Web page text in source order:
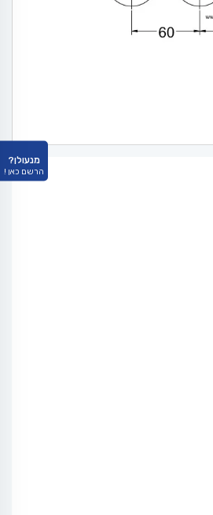
מנעולן?
הרשם כאן !